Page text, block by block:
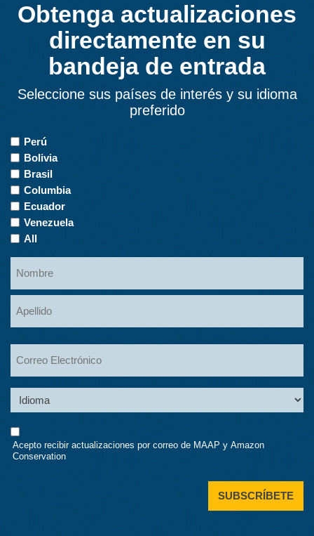
Obtenga actualizaciones
directamente en su
bandeja de entrada
Seleccione sus países de interés y su idioma
preferido
Countries
of
Interest
Perú
Bolivia
Brasil
Columbia
Ecuador
Venezuela
All
Nombre
Consent
Acepto recibir actualizaciones por correo de MAAP y Amazon
Conservation